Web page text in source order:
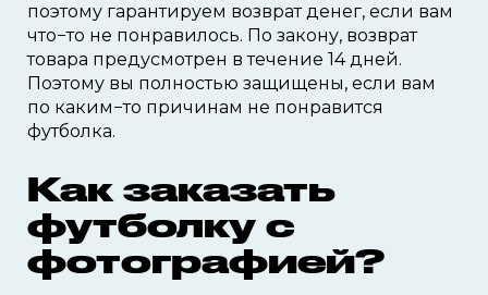
поэтому гарантируем возврат денег, если вам
что−то не понравилось. По закону, возврат
товара предусмотрен в течение 14 дней.
Поэтому вы полностью защищены, если вам
по каким−то причинам не понравится
футболка.
Как заказать
футболку с
фотографией?